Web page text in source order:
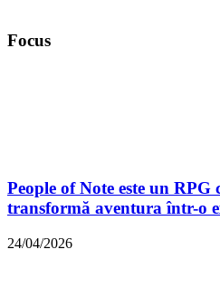
Focus
People of Note este un
transformă aventura într-o
24/04/2026